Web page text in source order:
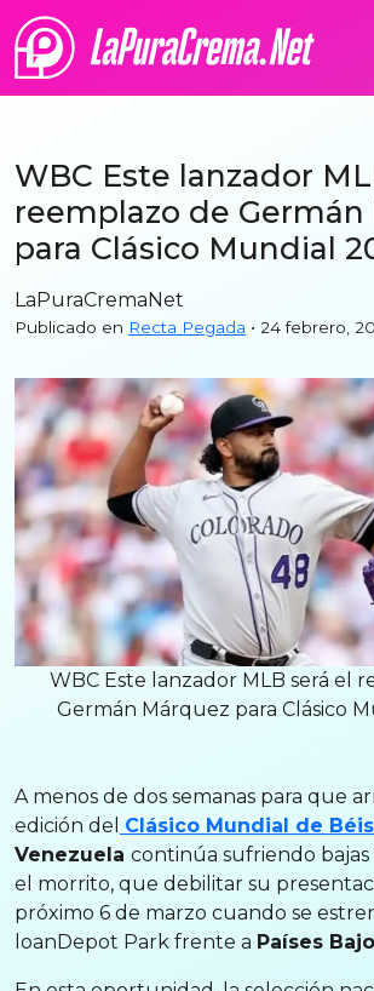
WBC Este lanzador
reemplazo de Germán
para Clásico Mundial
LaPuraCremaNet
Publicado en Recta Pegada • 24 febrero,
WBC Este lanzador MLB será el
Germán Márquez para Clásico
A menos de dos semanas para que
edición del Clásico Mundial de
Venezuela continúa sufriendo
el morrito, que debilitar su
próximo 6 de marzo cuando se
loanDepot Park frente a Países